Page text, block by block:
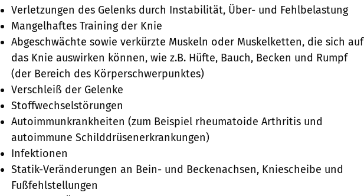
Verletzungen des Gelenks durch Instabilität, Über- und Fehlbelastung
Mangelhaftes Training der Knie
Abgeschwächte sowie verkürzte Muskeln oder Muskelketten, die sich auf
das Knie auswirken können, wie z.B. Hüfte, Bauch, Becken und Rumpf
(der Bereich des Körperschwerpunktes)
Verschleiß der Gelenke
Stoffwechselstörungen
Autoimmunkrankheiten (zum Beispiel rheumatoide Arthritis und
autoimmune Schilddrüsenerkrankungen)
Infektionen
Statik-Veränderungen an Bein- und Beckenachsen, Kniescheibe und
Fußfehlstellungen